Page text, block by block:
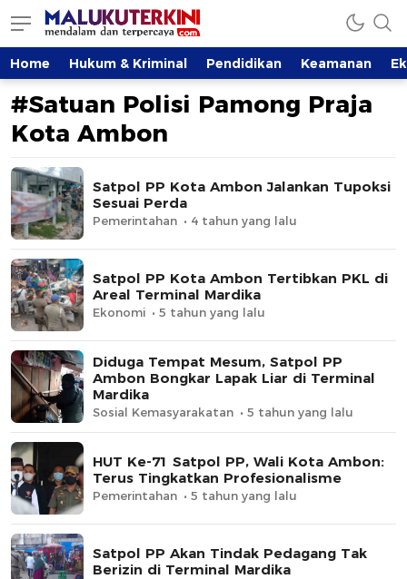
MalukuTerkini.com
Terkini, Mendalam dan Terpercaya
Home Hukum & Kriminal Pendidikan Keamanan
#Satuan Polisi Pamong Praja
Kota Ambon
Satpol PP Kota Ambon Jalankan Tupoksi
Sesuai Perda
Pemerintahan 4 tahun yang lalu
Satpol PP Kota Ambon Tertibkan PKL di
Areal Terminal Mardika
Ekonomi 5 tahun yang lalu
Diduga Tempat Mesum, Satpol PP
Ambon Bongkar Lapak Liar di Terminal
Mardika
Sosial Kemasyarakatan 5 tahun yang lalu
HUT Ke-71 Satpol PP, Wali Kota Ambon:
Terus Tingkatkan Profesionalisme
Pemerintahan 5 tahun yang lalu
Satpol PP Akan Tindak Pedagang Tak
Berizin di Terminal Mardika